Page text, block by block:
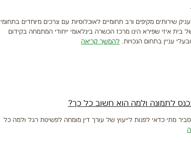
שירותים מקיפים ורב תחומיים לאוכלוסיות עם צרכים מיוחדים בתחומי
איזי שפירא הינו מרכז הכשרה בינלאומי ייחודי המתמחה בקידום
עניין בתחום הנכויות. להמשך קריאה
לתמונה ולמה הוא חשוב כל כך?
מתי כדאי לפנות לייעוץ של עורך דין מומחה לפשיטת רגל ולמה כל